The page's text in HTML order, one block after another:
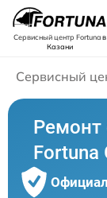
Сервисный центр Fortunaв
Казани
Сервисный
Ремонт
Fortuna